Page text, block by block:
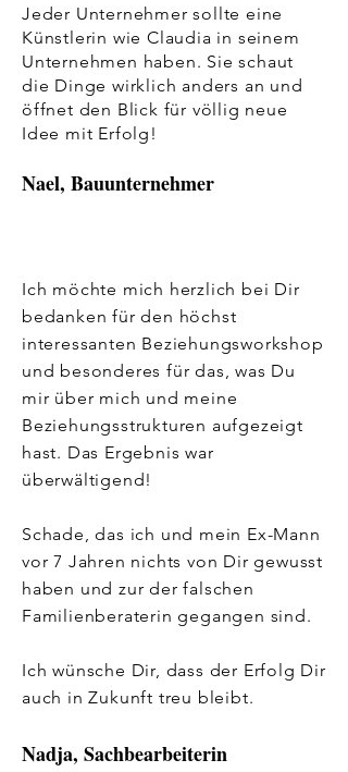
Jeder Unternehmer sollte eine
Künstlerin wie Claudia in seinem
Unternehmen haben. Sie schaut
die Dinge wirklich anders an und
öffnet den Blick für völlig neue
Idee mit Erfolg!
Nael, Bauunternehmer
Ich möchte mich herzlich bei Dir
bedanken für den höchst
interessanten Beziehungsworkshop
und besonderes für das, was Du
mir über mich und meine
Beziehungsstrukturen aufgezeigt
hast. Das Ergebnis war
überwältigend!
Schade, das ich und mein Ex-Mann
vor 7 Jahren nichts von Dir gewusst
haben und zur der falschen
Familienberaterin gegangen sind.
Ich wünsche Dir, dass der Erfolg Dir
auch in Zukunft treu bleibt.
Nadja, Sachbearbeiterin